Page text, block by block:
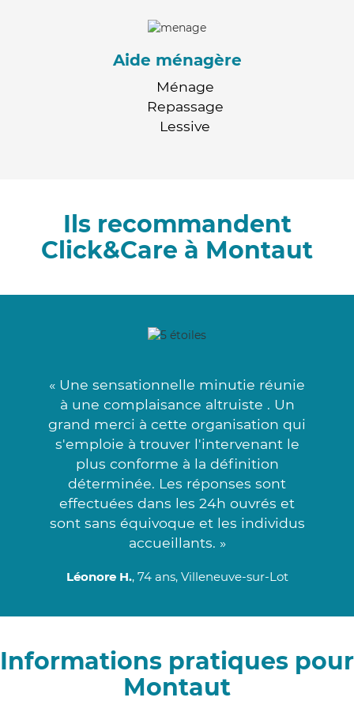
Aide ménagère
Ménage
Repassage
Lessive
Ils recommandent
Click&Care à Montaut
« Une sensationnelle minutie réunie
à une complaisance altruiste . Un
grand merci à cette organisation qui
s'emploie à trouver l'intervenant le
plus conforme à la définition
déterminée. Les réponses sont
effectuées dans les 24h ouvrés et
sont sans équivoque et les individus
accueillants. »
Léonore H., 74 ans, Villeneuve-sur-Lot
Informations pratiques pour
Montaut